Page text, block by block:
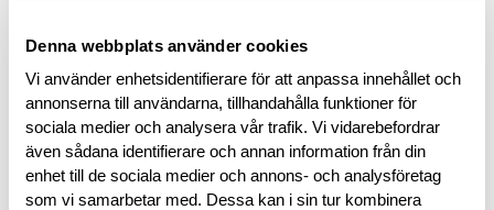
Denna webbplats använder cookies
Vi använder enhetsidentifierare för att anpassa innehållet och
annonserna till användarna, tillhandahålla funktioner för
sociala medier och analysera vår trafik. Vi vidarebefordrar
även sådana identifierare och annan information från din
enhet till de sociala medier och annons- och analysföretag
som vi samarbetar med. Dessa kan i sin tur kombinera
BESKRIVNING
RECENSIONER
OM VARUMÄRKET